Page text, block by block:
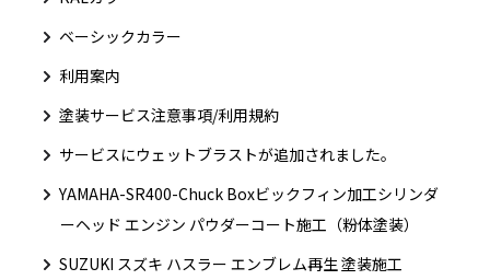
ベーシックカラー
利用案内
塗装サービス注意事項/利用規約
サービスにウェットブラストが追加されました。
YAMAHA-SR400-Chuck Boxビックフィン加工シリンダ
ーヘッド エンジン パウダーコート施工（粉体塗装）
SUZUKI スズキ ハスラー エンブレム再生 塗装施工